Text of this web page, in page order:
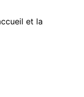
et la